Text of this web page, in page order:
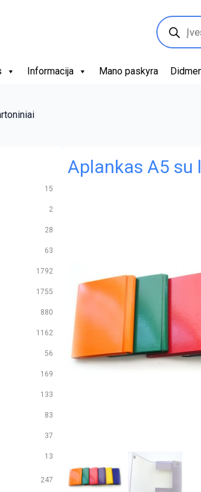
Products
search
Informacija Mano paskyra
15
2
28
63
1792
1755
880
1162
56
169
133
83
37
13
247
Aplankas A5 su